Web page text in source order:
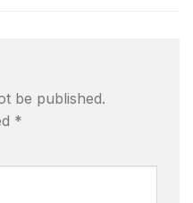
be published.
*